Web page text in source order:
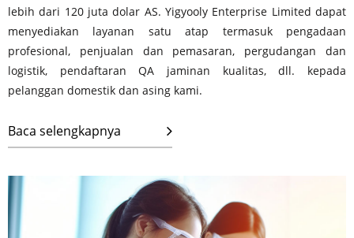
lebih dari 120 juta dolar AS. Yigyooly Enterprise Limited dapat
menyediakan layanan satu atap termasuk pengadaan
profesional, penjualan dan pemasaran, pergudangan dan
logistik, pendaftaran QA jaminan kualitas, dll. kepada
pelanggan domestik dan asing kami.
Baca selengkapnya